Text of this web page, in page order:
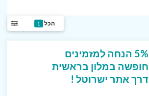
הכל 1
5% הנחה למזמינים
חופשה במלון בראשית
דרך אתר ישרוטל !